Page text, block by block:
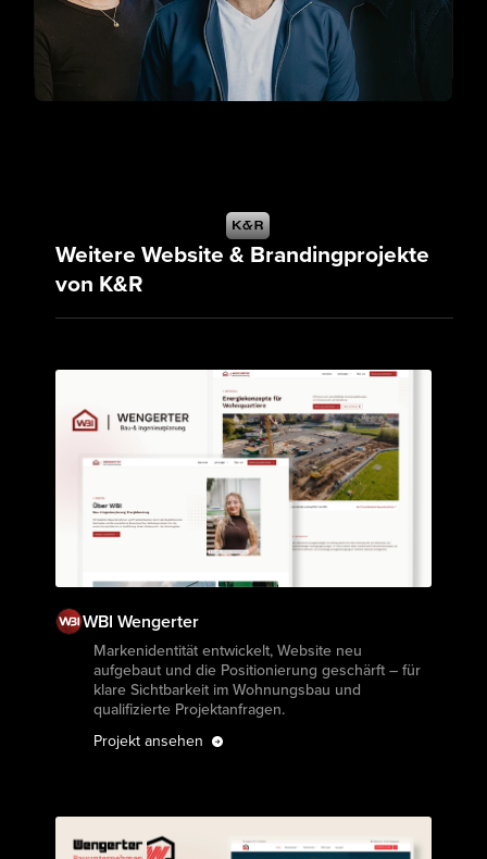
Weitere Website & Brandingprojekte
von K&R
Projekt ansehen
WBI Wengerter
Markenidentität entwickelt, Website neu
aufgebaut und die Positionierung geschärft – für
klare Sichtbarkeit im Wohnungsbau und
qualifizierte Projektanfragen.
Projekt ansehen